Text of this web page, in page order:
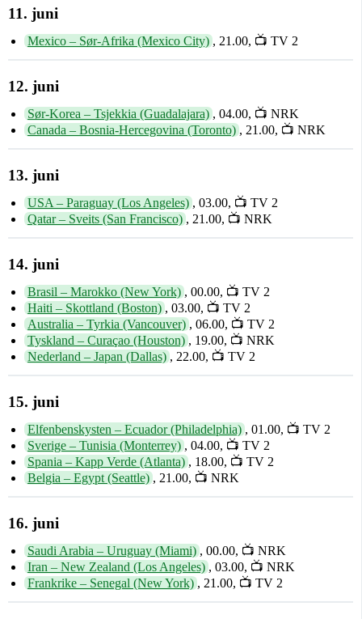
11. juni
Mexico – Sør-Afrika (Mexico City) , 21.00, 📺 TV 2
12. juni
Sør-Korea – Tsjekkia (Guadalajara) , 04.00, 📺 NRK
Canada – Bosnia-Hercegovina (Toronto) , 21.00, 📺 NRK
13. juni
USA – Paraguay (Los Angeles) , 03.00, 📺 TV 2
Qatar – Sveits (San Francisco) , 21.00, 📺 NRK
14. juni
Brasil – Marokko (New York) , 00.00, 📺 TV 2
Haiti – Skottland (Boston) , 03.00, 📺 TV 2
Australia – Tyrkia (Vancouver) , 06.00, 📺 TV 2
Tyskland – Curaçao (Houston) , 19.00, 📺 NRK
Nederland – Japan (Dallas) , 22.00, 📺 TV 2
15. juni
Elfenbenskysten – Ecuador (Philadelphia) , 01.00, 📺 TV 2
Sverige – Tunisia (Monterrey) , 04.00, 📺 TV 2
Spania – Kapp Verde (Atlanta) , 18.00, 📺 TV 2
Belgia – Egypt (Seattle) , 21.00, 📺 NRK
16. juni
Saudi Arabia – Uruguay (Miami) , 00.00, 📺 NRK
Iran – New Zealand (Los Angeles) , 03.00, 📺 NRK
Frankrike – Senegal (New York) , 21.00, 📺 TV 2